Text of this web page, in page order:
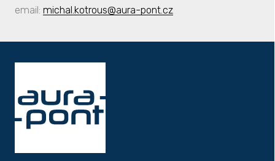
email: michal.kotrous@aura-pont.cz